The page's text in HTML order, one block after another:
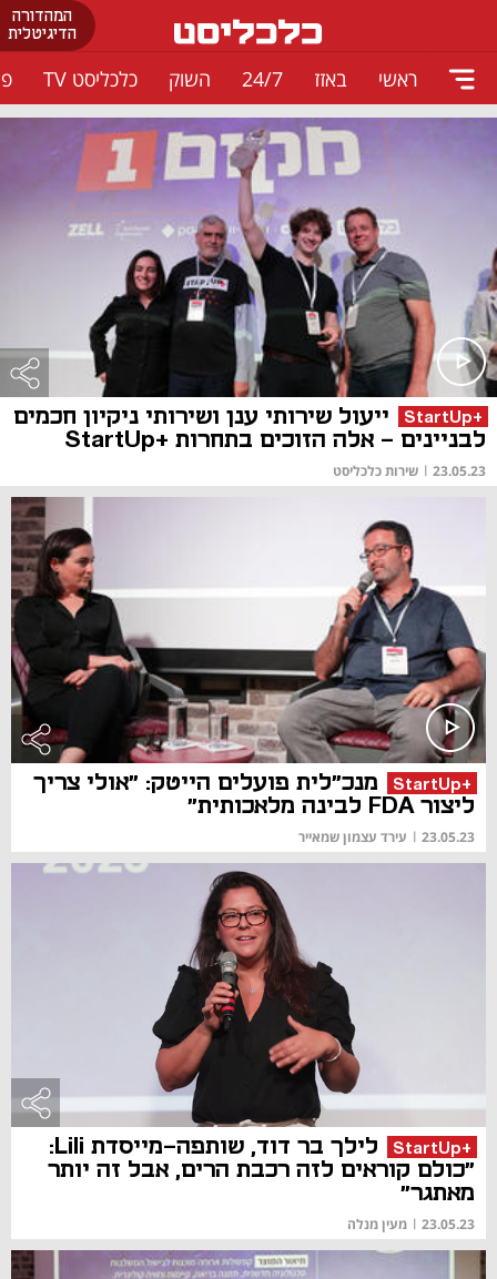
המהדורה
הדיגיטלית
ראשי באזז 24/7 השוק כלכליסט TV
+StartUp
ייעול שירותי ענן ושירותי ניקיון חכמים
לבניינים - אלה הזוכים בתחרות +StartUp
23.05.23
| שירות כלכליסט
+StartUp
מנכ"לית פועלים הייטק: "אולי צריך
ליצור FDA לבינה מלאכותית"
23.05.23
| עירד עצמון שמאייר
+StartUp
לילך בר דוד, שותפה-מייסדת Lili:
"כולם קוראים לזה רכבת הרים, אבל זה יותר
מאתגר"
23.05.23
| מעין מנלה